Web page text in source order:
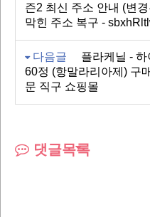
즌2 최신 주소 안내 (변
막힌 주소 복구 -
다음글
플라케닐 -
60정 (항말라리아제) 구
문 직구 쇼핑몰
댓글목록